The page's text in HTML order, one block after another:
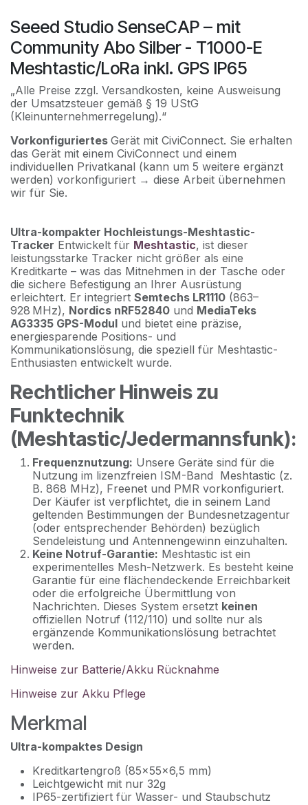
Seeed Studio SenseCAP – mit
Community Abo Silber - T1000-E
Meshtastic/LoRa inkl. GPS IP65
„Alle Preise zzgl. Versandkosten, keine Ausweisung
der Umsatzsteuer gemäß § 19 UStG
(Kleinunternehmerregelung).“
Vorkonfiguriertes Gerät mit CiviConnect. Sie erhalten
das Gerät mit einem CiviConnect und einem
individuellen Privatkanal (kann um 5 weitere ergänzt
werden) vorkonfiguriert → diese Arbeit übernehmen
wir für Sie.
Ultra-kompakter Hochleistungs-Meshtastic-
Tracker Entwickelt für Meshtastic, ist dieser
leistungsstarke Tracker nicht größer als eine
Kreditkarte – was das Mitnehmen in der Tasche oder
die sichere Befestigung an Ihrer Ausrüstung
erleichtert. Er integriert Semtechs LR1110 (863–
928 MHz), Nordics nRF52840 und MediaTeks
AG3335 GPS-Modul und bietet eine präzise,
energiesparende Positions- und
Kommunikationslösung, die speziell für Meshtastic-
Enthusiasten entwickelt wurde.
Rechtlicher Hinweis zu
Funktechnik
(Meshtastic/Jedermannsfunk):
Frequenznutzung: Unsere Geräte sind für die
Nutzung im lizenzfreien ISM-Band Meshtastic (z.
B. 868 MHz), Freenet und PMR vorkonfiguriert.
Der Käufer ist verpflichtet, die in seinem Land
geltenden Bestimmungen der Bundesnetzagentur
(oder entsprechender Behörden) bezüglich
Sendeleistung und Antennengewinn einzuhalten.
Keine Notruf-Garantie: Meshtastic ist ein
experimentelles Mesh-Netzwerk. Es besteht keine
Garantie für eine flächendeckende Erreichbarkeit
oder die erfolgreiche Übermittlung von
Nachrichten. Dieses System ersetzt keinen
offiziellen Notruf (112/110) und sollte nur als
ergänzende Kommunikationslösung betrachtet
werden.
Hinweise zur Batterie/Akku Rücknahme
Hinweise zur Akku Pflege
Merkmal
Ultra-kompaktes Design
Kreditkartengroß (85×55×6,5 mm)
Leichtgewicht mit nur 32g
IP65-zertifiziert für Wasser- und Staubschutz